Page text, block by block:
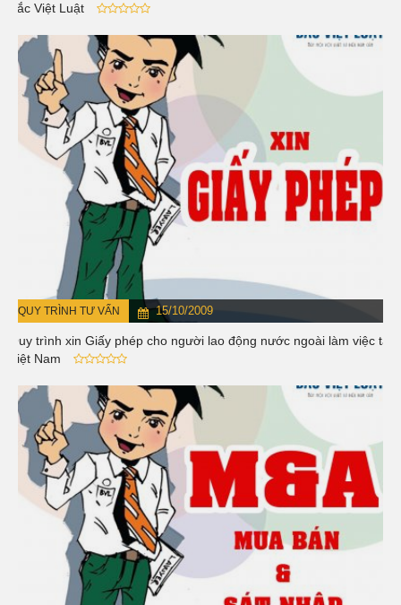
Bắc Việt Luật
QUY TRÌNH TƯ VẤN 15/10/2009
Quy trình xin Giấy phép cho người lao động nước ngoài làm việc tại
Việt Nam